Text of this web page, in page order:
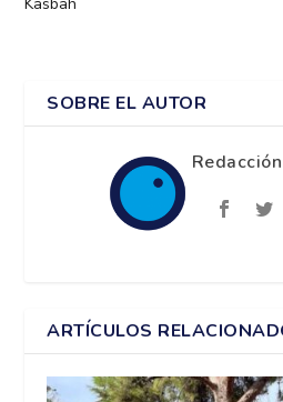
SOBRE EL AUTOR
ARTÍCULOS